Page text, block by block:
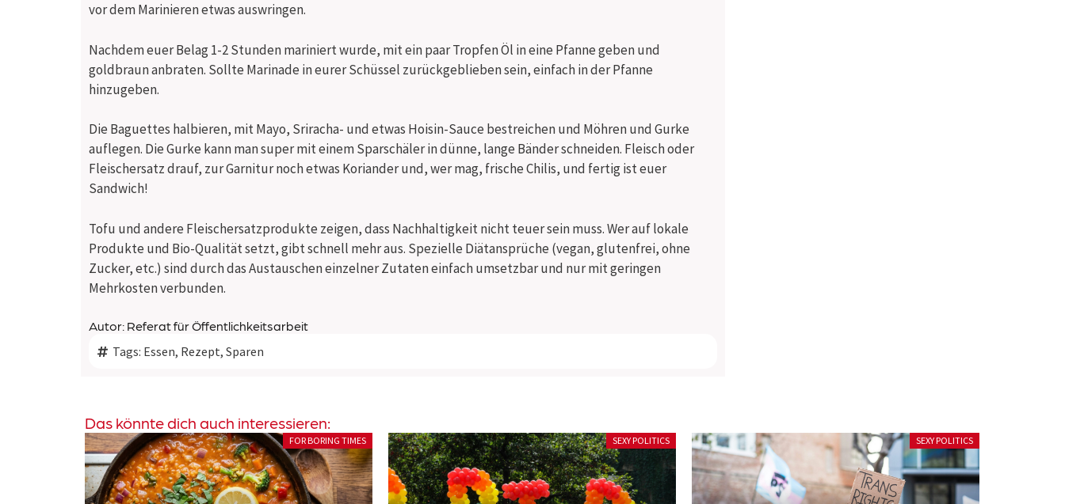
vor dem Marinieren etwas auswringen.
Nachdem euer Belag 1-2 Stunden mariniert wurde, mit ein paar Tropfen Öl in eine Pfanne geben und
goldbraun anbraten. Sollte Marinade in eurer Schüssel zurückgeblieben sein, einfach in der Pfanne
hinzugeben.
Die Baguettes halbieren, mit Mayo, Sriracha- und etwas Hoisin-Sauce bestreichen und Möhren und Gurke
auflegen. Die Gurke kann man super mit einem Sparschäler in dünne, lange Bänder schneiden. Fleisch oder
Fleischersatz drauf, zur Garnitur noch etwas Koriander und, wer mag, frische Chilis, und fertig ist euer
Sandwich!
Tofu und andere Fleischersatzprodukte zeigen, dass Nachhaltigkeit nicht teuer sein muss. Wer auf lokale
Produkte und Bio-Qualität setzt, gibt schnell mehr aus. Spezielle Diätansprüche (vegan, glutenfrei, ohne
Zucker, etc.) sind durch das Austauschen einzelner Zutaten einfach umsetzbar und nur mit geringen
Mehrkosten verbunden.
Autor: Referat für Öffentlichkeitsarbeit
Tags: Essen, Rezept, Sparen
Das könnte dich auch interessieren:
SEXY POLITICS SEXY POLITICS SEXY POLITICS